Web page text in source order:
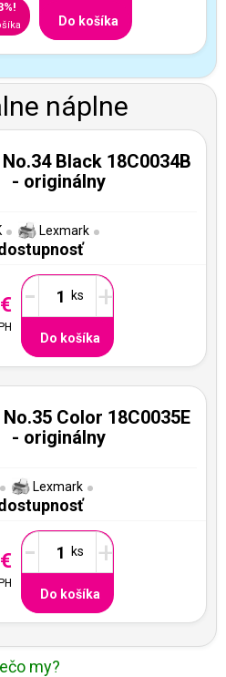
Do košíka
náplne
Black 18C0034B
- originálny
Lexmark
- +
Do košíka
Color 18C0035E
- originálny
Lexmark
- +
Do košíka
my?